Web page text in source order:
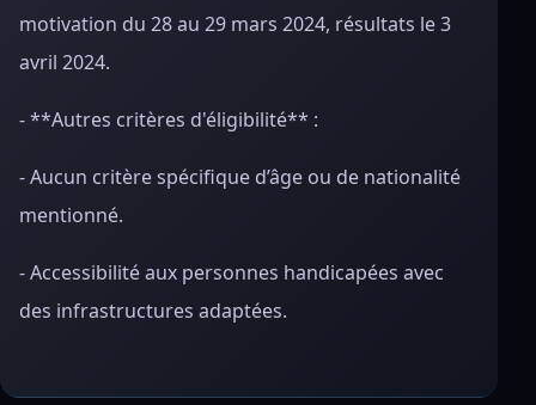
motivation du 28 au 29 mars 2024, résultats le 3
avril 2024.
- **Autres critères d'éligibilité** :
- Aucun critère spécifique d’âge ou de nationalité
mentionné.
- Accessibilité aux personnes handicapées avec
des infrastructures adaptées.